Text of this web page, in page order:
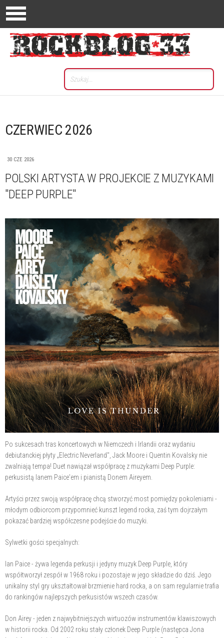
CZERWIEC 2026
30 CZE 2026
POLSKI ARTYSTA W PROJEKCIE Z MUZYKAMI
"DEEP PURPLE"
Po sukcesach tras koncertowych w Niemczech i Irlandii oraz wydaniu
debiutanckiej płyty „Electric Neverland", Jack Moore i Quentin Kovalsky nie
zwalniają tempa! Duet nawiązał współpracę z muzykami Deep Purple:
perkusistą Ianem Paice'em i pianistą Donem Aireyem.
Artyści przez swoją współpracę chcą stworzyć most pomiędzy pokoleniami -
młodym odbiorcom przypomnieć kunszt legend rocka, zaś tym dojrzałym
pokazać bardziej współczesne podejście do muzyki.
Sylwetki gości specjalnych:
Ian Paice - żywa legenda perkusji i jedyny muzyk Deep Purple, który
współtworzył zespół w 1968 roku i pozostaje w jego składzie do dziś. Jego
unikalny styl gry ukształtował brzmienie hard rocka, a on sam regularnie trafia
do rankingów najlepszych perkusistów wszech czasów.
Don Airey - jeden z najwybitniejszych wirtuozów instrumentów klawiszowych
w historii rocka. Od 2002 roku stały członek Deep Purple (następca Jona